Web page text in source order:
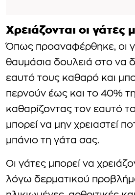
Χρειάζονται οι γάτες
Όπως προαναφέρθηκε, οι
θαυμάσια δουλειά στο να
εαυτό τους καθαρό και
περνούν έως και το 40%
καθαρίζοντας τον εαυτό
μπορεί να μην χρειαστεί
μπάνιο τη γάτα σας.
Οι γάτες μπορεί να
λόγω δερματικού